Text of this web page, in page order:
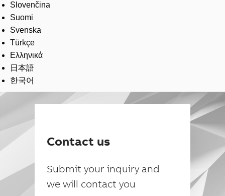
Slovenčina
Suomi
Svenska
Türkçe
Ελληνικά
日本語
한국어
Contact us
Submit your inquiry and
we will contact you